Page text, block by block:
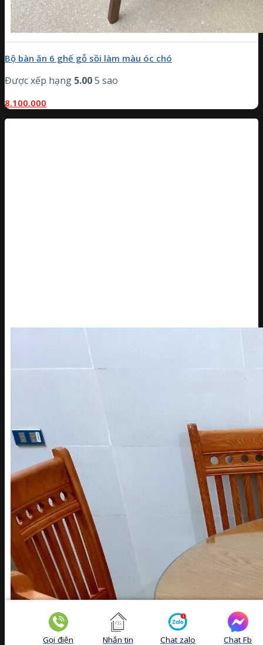
Bộ bàn ăn 6 ghế gỗ sồi làm màu óc chó
Được xếp hạng 5.005 sao
8.100.000
Gọi điện Nhắn tin Chat zalo Chat Fb